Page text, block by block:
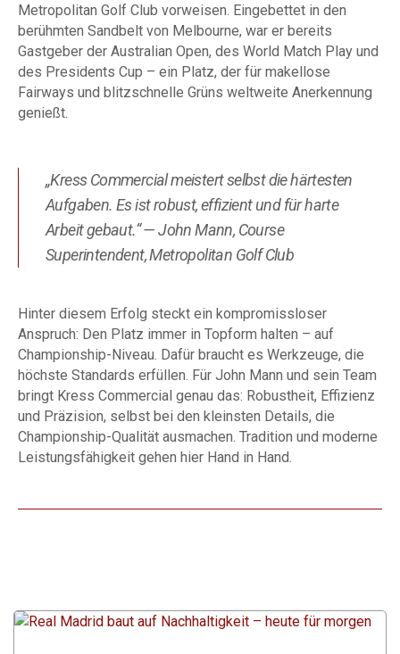
Metropolitan Golf Club vorweisen. Eingebettet in den
berühmten Sandbelt von Melbourne, war er bereits
Gastgeber der Australian Open, des World Match Play und
des Presidents Cup – ein Platz, der für makellose
Fairways und blitzschnelle Grüns weltweite Anerkennung
genießt.
„Kress Commercial meistert selbst die härtesten
Aufgaben. Es ist robust, effizient und für harte
Arbeit gebaut.“ — John Mann, Course
Superintendent, Metropolitan Golf Club
Hinter diesem Erfolg steckt ein kompromissloser
Anspruch: Den Platz immer in Topform halten – auf
Championship-Niveau. Dafür braucht es Werkzeuge, die
höchste Standards erfüllen. Für John Mann und sein Team
bringt Kress Commercial genau das: Robustheit, Effizienz
und Präzision, selbst bei den kleinsten Details, die
Championship-Qualität ausmachen. Tradition und moderne
Leistungsfähigkeit gehen hier Hand in Hand.